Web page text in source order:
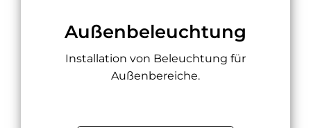
Außenbeleuchtung
Installation von Beleuchtung für
Außenbereiche.